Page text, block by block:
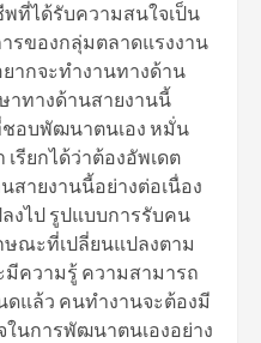
ที่ได้รับความสนใจเป็น
รของกลุ่มตลาดแรงงาน
ากจะทำงานทางด้าน
าทางด้านสายงานนี้
ชอบพัฒนาตนเอง หมั่น
เรียกได้ว่าต้องอัพเดต
สายงานนี้อย่างต่อเนื่อง
งไป รูปแบบการรับคน
ษณะที่เปลี่ยนแปลงตาม
มีความรู้ ความสามารถ
แล้ว คนทำงานจะต้องมี
นการพัฒนาตนเองอย่าง